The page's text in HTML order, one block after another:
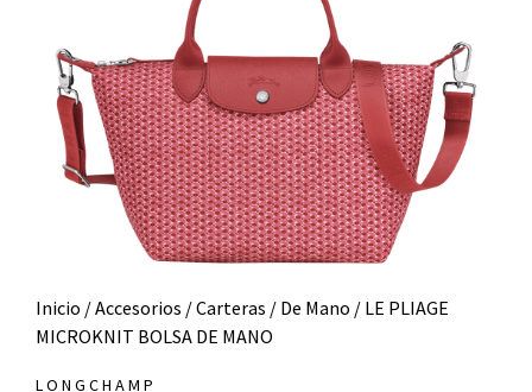
Inicio /Accesorios /Carteras / De Mano / LE PLIAGE
MICROKNIT BOLSA DE MANO
LONGCHAMP